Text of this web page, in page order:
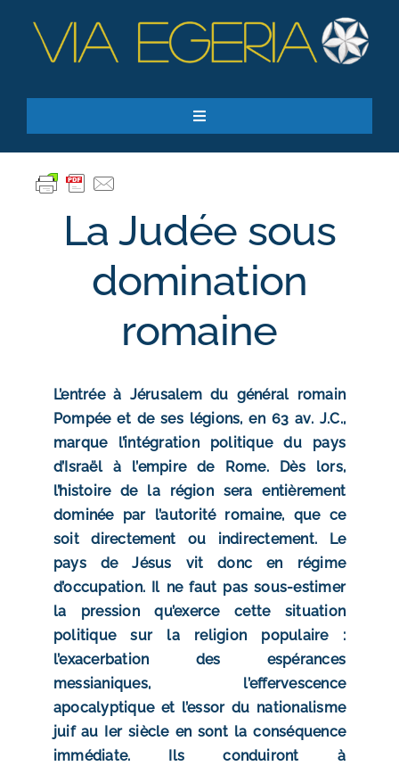
contenu
Toggle
Accueil
Ressources
Qui sommes-nous ?
RECHERCHER:
La Judée sous
domination
romaine
L’entrée à Jérusalem du général romain
Pompée et de ses légions, en 63 av. J.C.,
marque l’intégration politique du pays
d’Israël à l’empire de Rome. Dès lors,
l’histoire de la région sera entièrement
dominée par l’autorité romaine, que ce
soit directement ou indirectement. Le
pays de Jésus vit donc en régime
d’occupation. Il ne faut pas sous-estimer
la pression qu’exerce cette situation
politique sur la religion populaire :
l’exacerbation des espérances
messianiques, l’effervescence
apocalyptique et l’essor du nationalisme
juif au Ier siècle en sont la conséquence
immédiate. Ils conduiront à